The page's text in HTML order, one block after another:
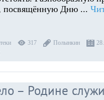
посвящённую Дню ...
317 Полынкин
– Родине